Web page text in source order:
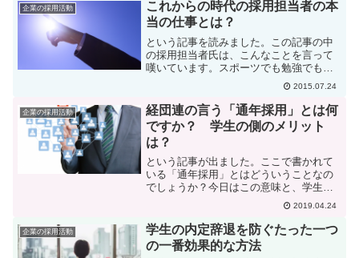
ついては、匿名性が高いの...
企業の採用活動
これからの時代の採用担当者の本
当の仕事とは？
という記事を読みました。この記事の中
の採用担当者氏は、こんなことを言って
嘆いています。スポーツでも勉強でもな
んでもいい。自分がやりたいことに真剣
に向き合い、苦労してやり遂げたという
学生が少ないですね。自分で決めて何か
をやったという学生が少な...
2015.07.24
企業の採用活動
経団連の言う「通年採用」とは何
ですか？ 学生の側のメリット
は？
という記事が出ました。ここで書かれて
いる「通年採用」とはどういうことなの
でしょうか？今日はこの意味と、学生の
皆さんが就活するにあたって今後どう変
わってくるのか？という話をしたいと思
います。「通年採用」ならいつでも応募
できるようになる「通年採...
2019.04.24
企業の採用活動
学生の内定辞退を防ぐたった一つ
の一番効果的な方法